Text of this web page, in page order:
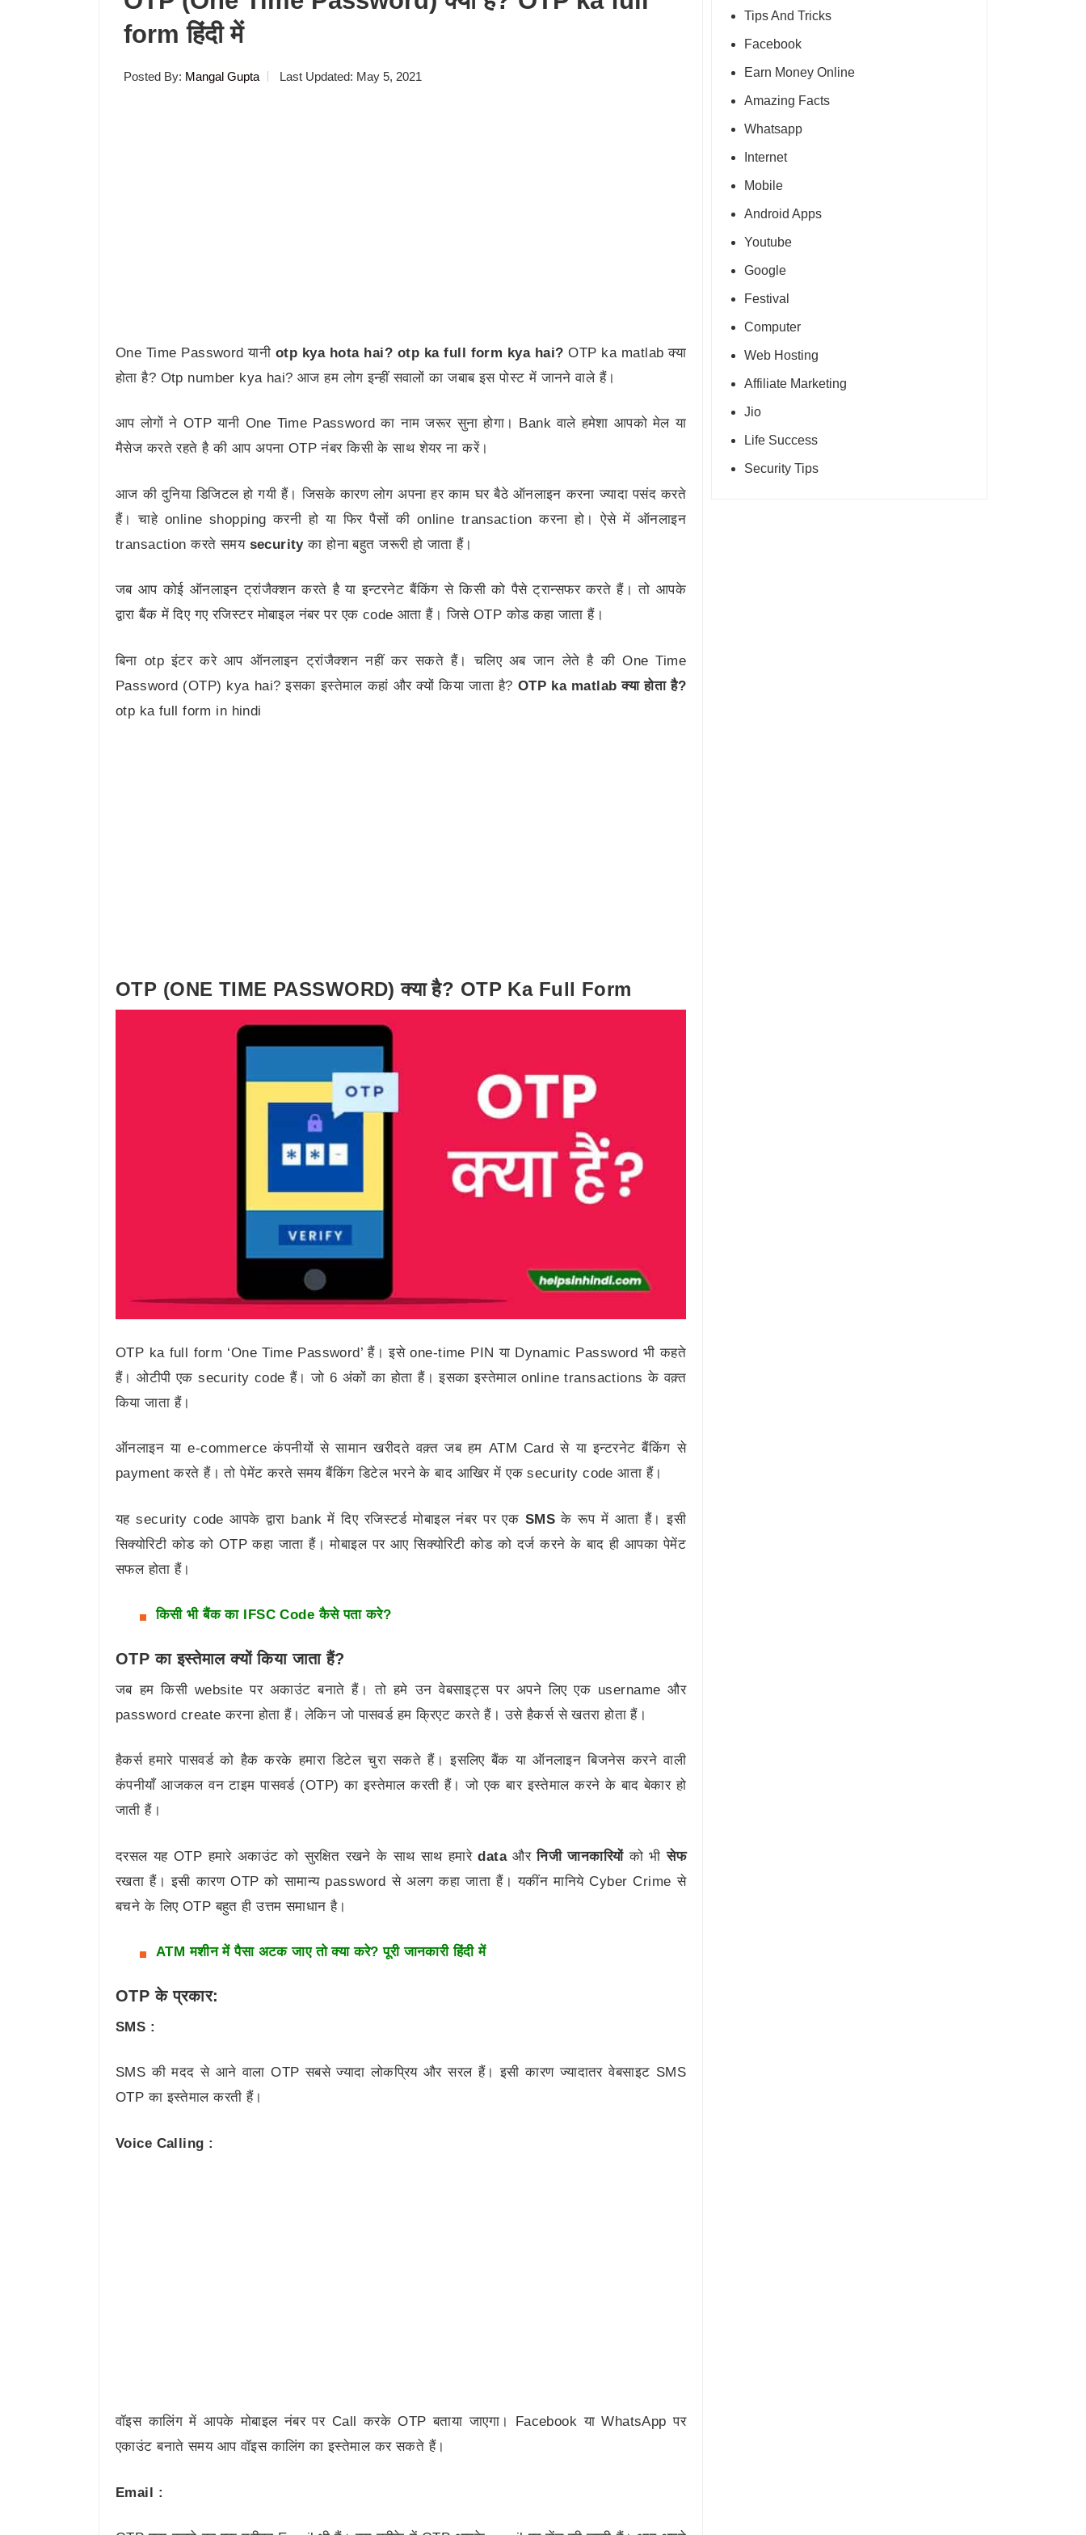
form हिंदी में
Posted By: Mangal Gupta Last Updated: May 5, 2021
One Time Password यानी otp kya hota hai? otp ka full form kya hai?OTP ka matlab क्या
होता है? Otp number kya hai? आज हम लोग इन्हीं सवालों का जबाब इस पोस्ट में जानने वाले हैं।
आप लोगों ने OTP यानी One Time Password का नाम जरूर सुना होगा। Bank वाले हमेशा आपको मेल या
मैसेज करते रहते है की आप अपना OTP नंबर किसी के साथ शेयर ना करें।
आज की दुनिया डिजिटल हो गयी हैं। जिसके कारण लोग अपना हर काम घर बैठे ऑनलाइन करना ज्यादा पसंद करते
हैं। चाहे online shopping करनी हो या फिर पैसों की online transaction करना हो। ऐसे में ऑनलाइन
transaction करते समय securityका होना बहुत जरूरी हो जाता हैं।
जब आप कोई ऑनलाइन ट्रांजैक्शन करते है या इन्टरनेट बैंकिंग से किसी को पैसे ट्रान्सफर करते हैं। तो आपके
द्वारा बैंक में दिए गए रजिस्टर मोबाइल नंबर पर एक code आता हैं। जिसे OTP कोड कहा जाता हैं।
बिना otp इंटर करे आप ऑनलाइन ट्रांजैक्शन नहीं कर सकते हैं। चलिए अब जान लेते है की One Time
Password (OTP) kya hai? इसका इस्तेमाल कहां और क्यों किया जाता है? OTP ka matlab क्या होता है?
otp ka full form in hindi
OTP (ONE TIME PASSWORD) क्या है? OTP Ka Full Form
OTP ka full form ‘One Time Password’ हैं। इसे one-time PIN या Dynamic Password भी कहते
हैं। ओटीपी एक security code हैं। जो 6 अंकों का होता हैं। इसका इस्तेमाल online transactions के वक़्त
किया जाता हैं।
ऑनलाइन या e-commerce कंपनीयों से सामान खरीदते वक़्त जब हम ATM Card से या इन्टरनेट बैंकिंग से
payment करते हैं। तो पेमेंट करते समय बैंकिंग डिटेल भरने के बाद आखिर में एक security code आता हैं।
यह security code आपके द्वारा bank में दिए रजिस्टर्ड मोबाइल नंबर पर एक SMS के रूप में आता हैं। इसी
सिक्योरिटी कोड को OTP कहा जाता हैं। मोबाइल पर आए सिक्योरिटी कोड को दर्ज करने के बाद ही आपका पेमेंट
सफल होता हैं।
किसी भी बैंक का IFSC Code कैसे पता करे?
OTP का इस्तेमाल क्यों किया जाता हैं?
जब हम किसी website पर अकाउंट बनाते हैं। तो हमे उन वेबसाइट्स पर अपने लिए एक username और
password create करना होता हैं। लेकिन जो पासवर्ड हम क्रिएट करते हैं। उसे हैकर्स से खतरा होता हैं।
हैकर्स हमारे पासवर्ड को हैक करके हमारा डिटेल चुरा सकते हैं। इसलिए बैंक या ऑनलाइन बिजनेस करने वाली
कंपनीयाँ आजकल वन टाइम पासवर्ड (OTP) का इस्तेमाल करती हैं। जो एक बार इस्तेमाल करने के बाद बेकार हो
जाती हैं।
दरसल यह OTP हमारे अकाउंट को सुरक्षित रखने के साथ साथ हमारेdataऔरनिजी जानकारियोंको भीसेफ
रखता हैं। इसी कारण OTP को सामान्य password से अलग कहा जाता हैं। यकींन मानिये Cyber Crime से
बचने के लिए OTP बहुत ही उत्तम समाधान है।
ATM मशीन में पैसा अटक जाए तो क्या करे? पूरी जानकारी हिंदी में
OTP के प्रकार:
SMS :
SMS की मदद से आने वाला OTP सबसे ज्यादा लोकप्रिय और सरल हैं। इसी कारण ज्यादातर वेबसाइट SMS
OTP का इस्तेमाल करती हैं।
Voice Calling :
वॉइस कालिंग में आपके मोबाइल नंबर पर Call करके OTP बताया जाएगा। Facebook या WhatsApp पर
एकाउंट बनाते समय आप वॉइस कालिंग का इस्तेमाल कर सकते हैं।
Email :
Tips And Tricks
Facebook
Earn Money Online
Amazing Facts
Whatsapp
Internet
Mobile
Android Apps
Youtube
Google
Festival
Computer
Web Hosting
Affiliate Marketing
Jio
Life Success
Security Tips